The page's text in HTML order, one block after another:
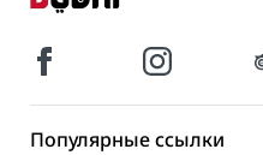
Популярные ссылки